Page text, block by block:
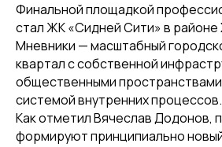
Финальной площадкой
стал ЖК «Сидней Сити» в
Мневники — масштабный
квартал с собственной
общественными
системой внутренних процессов.
Как отметил Вячеслав Додонов,
формируют принципиально